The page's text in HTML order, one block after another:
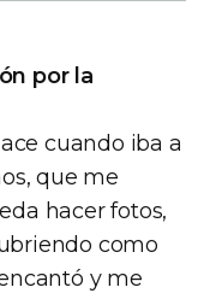
por la
cuando iba a
que me
hacer fotos,
como
y me